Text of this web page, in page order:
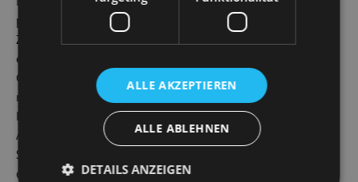
präsentiert die Staatsoperette ein neues Musical zwischen
Zauber-Revue, Politthriller und Psychogramm rund um
eine so verführerische wie streitbare Figur der deutschen
Geschichte. Zum Leben erweckt wird sie von der
renommierten Opern- und Filmmusikkomponistin Elena
Kats-Chernin, dem Dramatiker Dirk Laucke und Musical-
Allrounder Martin G. Berger. Zwischen großen Balladen,
Swing-Nummern und Show-Feuerwerk stellt sich auch uns
die Frage nach gesellschaftlicher Verantwortung auf und
ALLE AKZEPTIEREN
ALLE ABLEHNEN
DETAILS ANZEIGEN